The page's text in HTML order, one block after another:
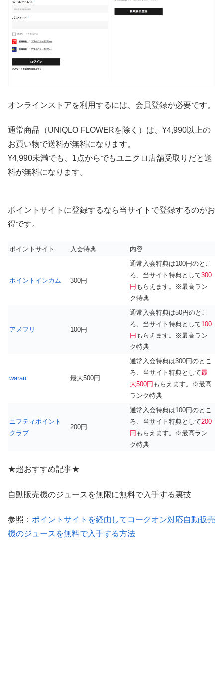
オンラインストアを利用するには、会員登録が必要です。
通常商品（UNIQLO FLOWERを除く）は、¥4,990以上の
お買い物で送料が無料になります。
¥4,990未満でも、1点からでもユニクロ店舗受取りだと送
料が無料になります。
ポイントサイトに登録するなら当サイトで登録するのがお
得です。
ポイントサイト 入会特典 内容
ポイントインカム 300円
通常入会特典は100円のとこ
ろ、当サイト特典として300
円 もらえます。※最高ラン
ク特典
アメフリ 100円
通常入会特典は50円のとこ
ろ、当サイト特典として100
円 もらえます。※最高ラン
ク特典
warau 最大500円
通常入会特典は300円のとこ
ろ、当サイト特典として最
大500円 もらえます。※最高
ランク特典
ニフティポイント
クラブ
200円
通常入会特典は100円のとこ
ろ、当サイト特典として200
円 もらえます。※最高ラン
ク特典
★超おすすめ記事★
自動販売機のジュースを無限に無料で入手する裏技
参照： ポイントサイトを経由してコークオン対応自動販売
機のジュースを無料で入手する方法